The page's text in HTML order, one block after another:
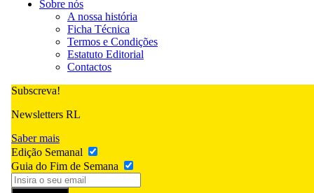
Sobre nós
A nossa história
Ficha Técnica
Termos e Condições
Estatuto Editorial
Contactos
Subscreva!
Newsletters RL
Saber mais
Edição Semanal
Guia do Fim de Semana